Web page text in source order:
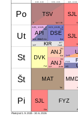
8:00 - 8:45 8:50 - 9:35 9:45 - 10:30
Po
Ut
St
Št
Pi
TSV
Val / IB
T
SJL
DSE
KZS_1/KZS_2/
VG
Ber
KIR
MT
Jach
IVF
API
KZS_1/KZS_2/
VG
Cmr / Alz
MUL / POČ
SJL
DVK
Pal RŠ
TVŠ
FVA
ANJ
B1
Bar
ANJ
B2
Zubk
IVF
MAT
Tot
FYZ
SJL
Sta
Platný od 1. 9. 2025 - 30. 6. 2026